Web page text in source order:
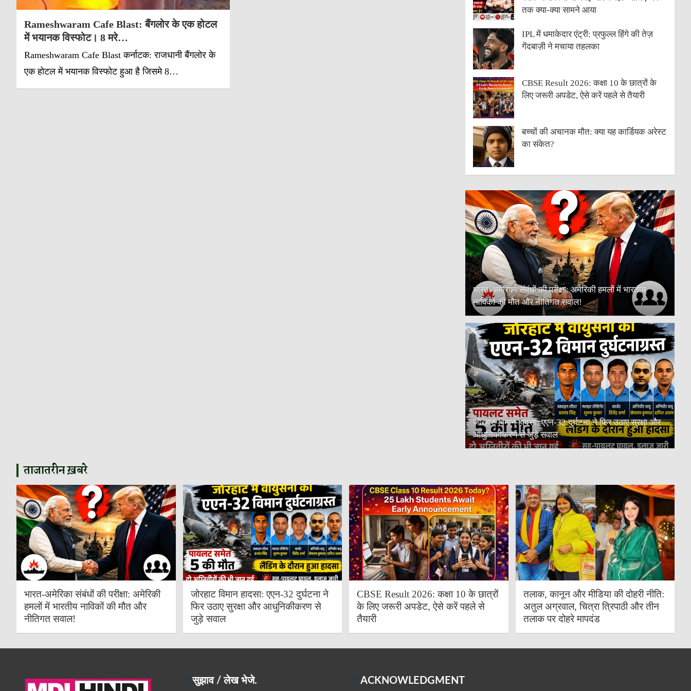
Rameshwaram Cafe Blast: बैंगलोर के एक होटल
में भयानक विस्फोट। 8 मरे…
Rameshwaram Cafe Blast कर्नाटक: राजधानी बैंगलोर के
एक होटल में भयानक विस्फोट हुआ है जिसमे 8…
तक क्या-क्या सामने आया
IPL में धमाकेदार एंट्री: प्रफुल्ल हिंगे की तेज़
गेंदबाज़ी ने मचाया तहलका
CBSE Result 2026: कक्षा 10 के छात्रों के
लिए जरूरी अपडेट, ऐसे करें पहले से तैयारी
बच्चों की अचानक मौत: क्या यह कार्डियक अरेस्ट
का संकेत?
भारत-अमेरिका संबंधों की परीक्षा: अमेरिकी हमलों में भारतीय
नाविकों की मौत और नीतिगत सवाल!
जोरहाट विमान हादसा: एएन-32 दुर्घटना ने फिर उठाए सुरक्षा और
आधुनिकीकरण से जुड़े सवाल
ताजातरीन ख़बरे
भारत-अमेरिका संबंधों की परीक्षा: अमेरिकी
हमलों में भारतीय नाविकों की मौत और
नीतिगत सवाल!
जोरहाट विमान हादसा: एएन-32 दुर्घटना ने
फिर उठाए सुरक्षा और आधुनिकीकरण से
जुड़े सवाल
CBSE Result 2026: कक्षा 10 के छात्रों
के लिए जरूरी अपडेट, ऐसे करें पहले से
तैयारी
तलाक, कानून और मीडिया की दोहरी नीति:
अतुल अग्रवाल, चित्रा त्रिपाठी और तीन
तलाक पर दोहरे मापदंड
सुझाव / लेख भेजे. ACKNOWLEDGMENT